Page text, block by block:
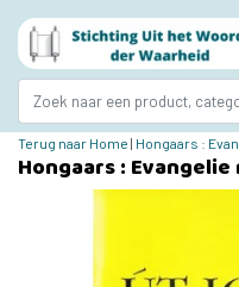
Terug naar Home | Hongaars :
Hongaars :